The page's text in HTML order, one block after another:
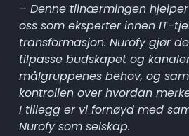
– Denne tilnærmingen
oss som eksperter innen IT-
transformasjon. Nurofy gjør
tilpasse budskapet og
målgruppenes behov, og
kontrollen over hvordan
I tillegg er vi fornøyd med
Nurofy som selskap.